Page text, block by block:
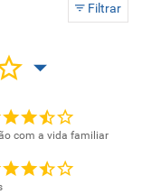
Filtrar
com a vida familiar